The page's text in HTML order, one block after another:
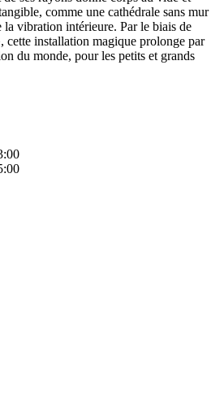
comme une cathédrale sans mur
la vibration intérieure. Par le biais de
cette installation magique prolonge par
du monde, pour les petits et grands